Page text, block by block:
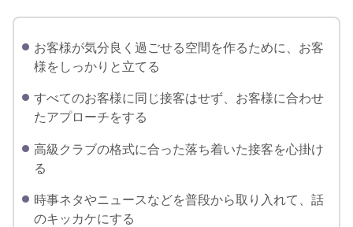
お客様が気分良く過ごせる空間を作るために、お客
様をしっかりと立てる
すべてのお客様に同じ接客はせず、お客様に合わせ
たアプローチをする
高級クラブの格式に合った落ち着いた接客を心掛け
る
時事ネタやニュースなどを普段から取り入れて、話
のキッカケにする